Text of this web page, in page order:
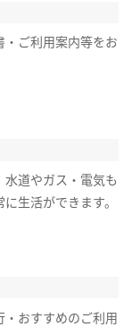
ご利用案内等をお
道やガス・電気も
生活ができます。
おすすめのご利用